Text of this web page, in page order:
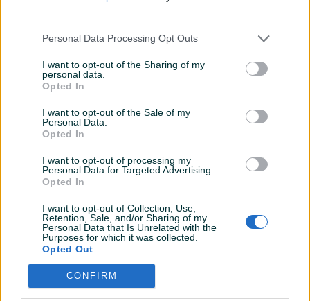
Personal Data Processing Opt Outs
I want to opt-out of the Sharing of my
personal data.
Opted In
I want to opt-out of the Sale of my
Personal Data.
Opted In
I want to opt-out of processing my
Personal Data for Targeted Advertising.
Opted In
I want to opt-out of Collection, Use,
Retention, Sale, and/or Sharing of my
Personal Data that Is Unrelated with the
Purposes for which it was collected.
Opted Out
CONFIRM
Kalendar raspoloživosti
avgust 2026